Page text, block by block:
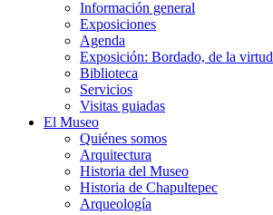
Información general
Exposiciones
Agenda
Exposición: Bordado, de la virtud
Biblioteca
Servicios
Visitas guiadas
El Museo
Quiénes somos
Arquitectura
Historia del Museo
Historia de Chapultepec
Arqueología